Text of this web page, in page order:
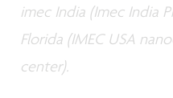
imec India (Imec India
Florida (IMEC USA
center).